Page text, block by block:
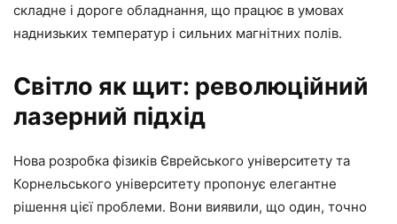
складне і дороге обладнання, що працює в умовах
наднизьких температур і сильних магнітних полів.
Світло як щит: революційний
лазерний підхід
Нова розробка фізиків Єврейського університету та
Корнельського університету пропонує елегантне
рішення цієї проблеми. Вони виявили, що один, точно